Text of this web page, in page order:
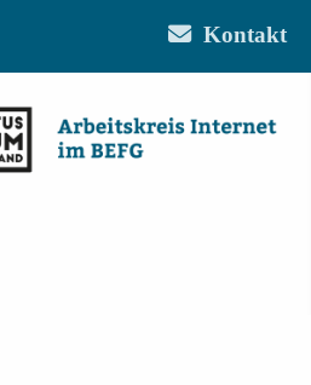
Kontakt